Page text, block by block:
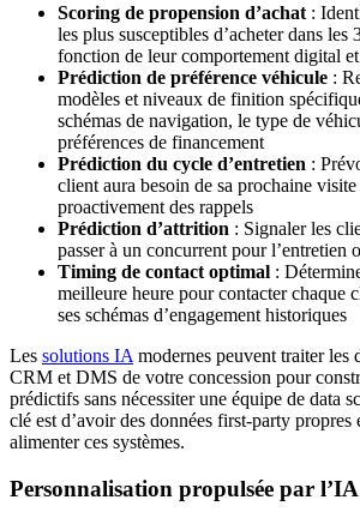
Scoring de propension d’achat :
les plus susceptibles d’acheter dans les
fonction de leur comportement digital
Prédiction de préférence véhicule :
modèles et niveaux de finition
schémas de navigation, le type de
préférences de financement
Prédiction du cycle d’entretien :
client aura besoin de sa prochaine
proactivement des rappels
Prédiction d’attrition : Signaler les
passer à un concurrent pour l’entretien
Timing de contact optimal :
meilleure heure pour contacter chaque
ses schémas d’engagement historiques
Les solutions IA modernes peuvent traiter les
CRM et DMS de votre concession pour
prédictifs sans nécessiter une équipe de data
clé est d’avoir des données first-party propres
alimenter ces systèmes.
Personnalisation propulsée par